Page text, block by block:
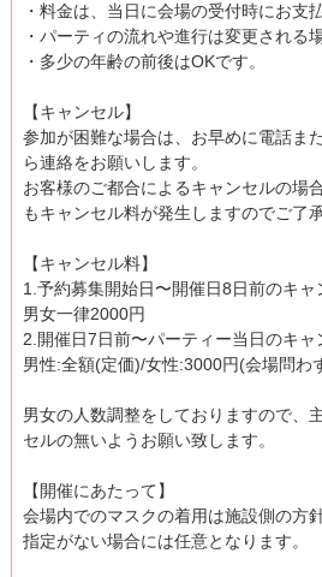
・料金は、当日に会場の受付時にお支
・パーティの流れや進行は変更される
・多少の年齢の前後はOKです。
【キャンセル】
参加が困難な場合は、お早めに電話ま
ら連絡をお願いします。
お客様のご都合によるキャンセルの場
もキャンセル料が発生しますのでご了
【キャンセル料】
1.予約募集開始日〜開催日8日前のキャ
男女一律2000円
2.開催日7日前〜パーティー当日のキャ
男性:全額(定価)/女性:3000円(会場問わ
男女の人数調整をしておりますので、
セルの無いようお願い致します。
【開催にあたって】
会場内でのマスクの着用は施設側の方
指定がない場合には任意となります。